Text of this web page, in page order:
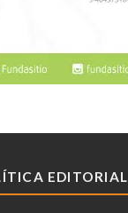
EDITORIAL